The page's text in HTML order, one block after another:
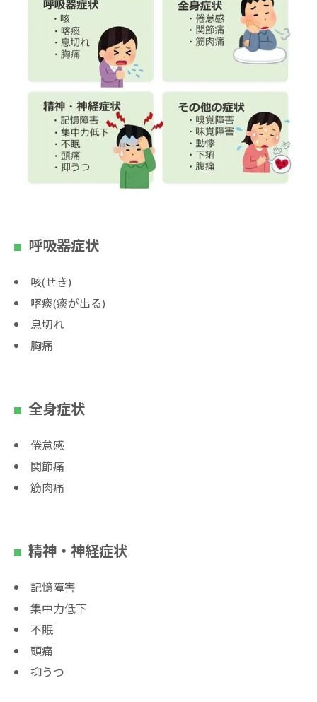
呼吸器症状
咳(せき)
喀痰(痰が出る)
息切れ
胸痛
全身症状
倦怠感
関節痛
筋肉痛
精神・神経症状
記憶障害
集中力低下
不眠
頭痛
抑うつ